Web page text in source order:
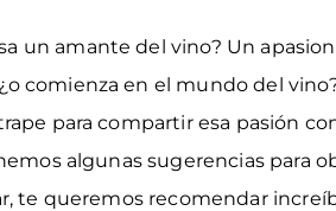
un amante del vino? Un
comienza en el mundo del
para compartir esa pasión
algunas sugerencias para
te queremos recomendar